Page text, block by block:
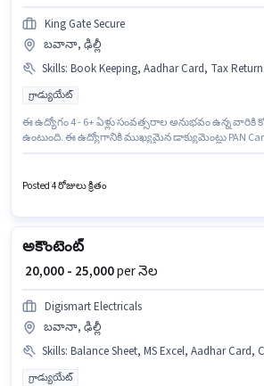
King Gate Secure
బవానా, ఢిల్లీ
Skills: Book Keeping, Aadhar Card, Tax Returns, PAN Card, Balance Sheet, Bank Account, Cash
గ్రాడ్యుయేట్
ఈ ఉద్యోగం 4 - 6+ ఏళ్లు సంవత్సరాల అనుభవం ఉన్న వారికి
ఉంటుంది. ఈ ఉద్యోగానికి ముఖ్యమైన డాక్యుమెంట్లు PAN
Balance Sheet, Book Keeping, Cash Flow, GST, Tax
ఈ ఉద్యోగానికి అభ్యర్థులు తప్పనిసరిగా గ్రాడ్యుయేట్ డిగ్రీ/
Posted 4 రోజులు క్రితం
అకౌంటెంట్
₹ 20,000 - 25,000per నెల
Digismart Electricals
బవానా, ఢిల్లీ
Skills: Balance Sheet, MS Excel, Aadhar Card, Cash Flow, Book Keeping, Taxation -
గ్రాడ్యుయేట్